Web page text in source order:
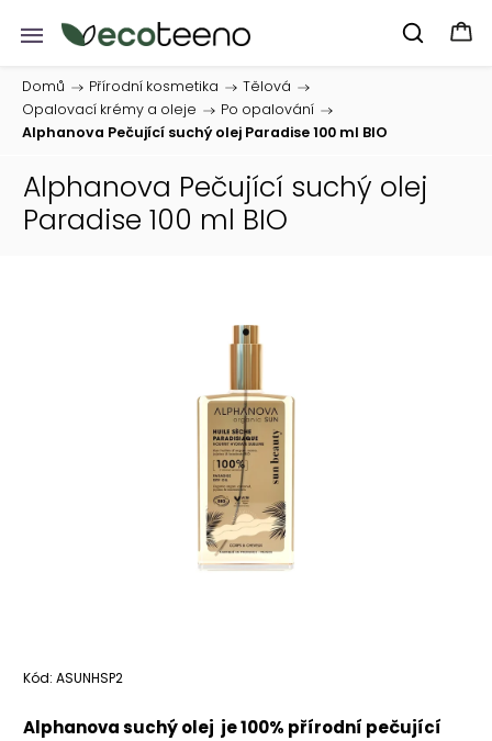
Domů / Přírodní kosmetika / Tělová /
Opalovací krémy a oleje / Po opalování /
Alphanova Pečující suchý olej Paradise 100 ml BIO
Alphanova Pečující suchý olej
Paradise 100 ml BIO
Kód: ASUNHSP2
Alphanova suchý olej je 100% přírodní pečující